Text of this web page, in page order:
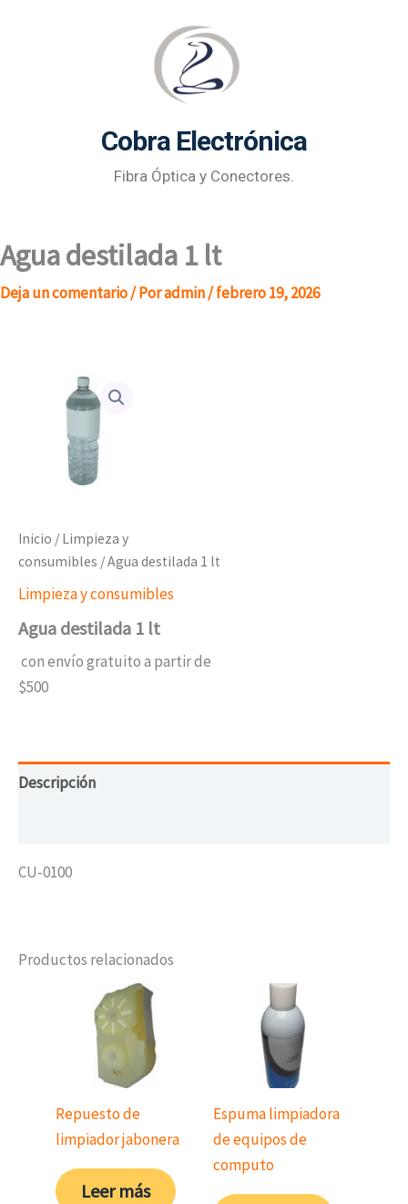
Cobra Electrónica
Fibra Óptica y Conectores.
Agua destilada 1 lt
Deja un comentario/ Poradmin/febrero 19, 2026
Inicio / Limpieza y
consumibles / Agua destilada 1 lt
Limpieza y consumibles
Agua destilada 1 lt
con envío gratuito a partir de
$500
Descripción
CU-0100
Productos relacionados
Repuesto de
limpiador jabonera
Leer más
Espuma limpiadora
de equipos de
computo